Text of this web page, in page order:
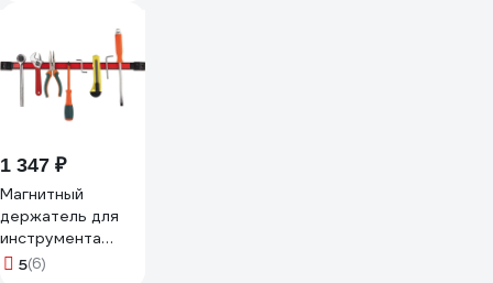
1 347 ₽
Магнитный
держатель для
инструмента
Оберон 600 мм
5(6)